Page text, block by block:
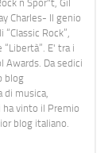
n Spor"t, Gil
Charles- Il genio
Rock”,
E' tra i
Awards. Da sedici
blog
musica,
ha vinto il Premio
blog italiano.